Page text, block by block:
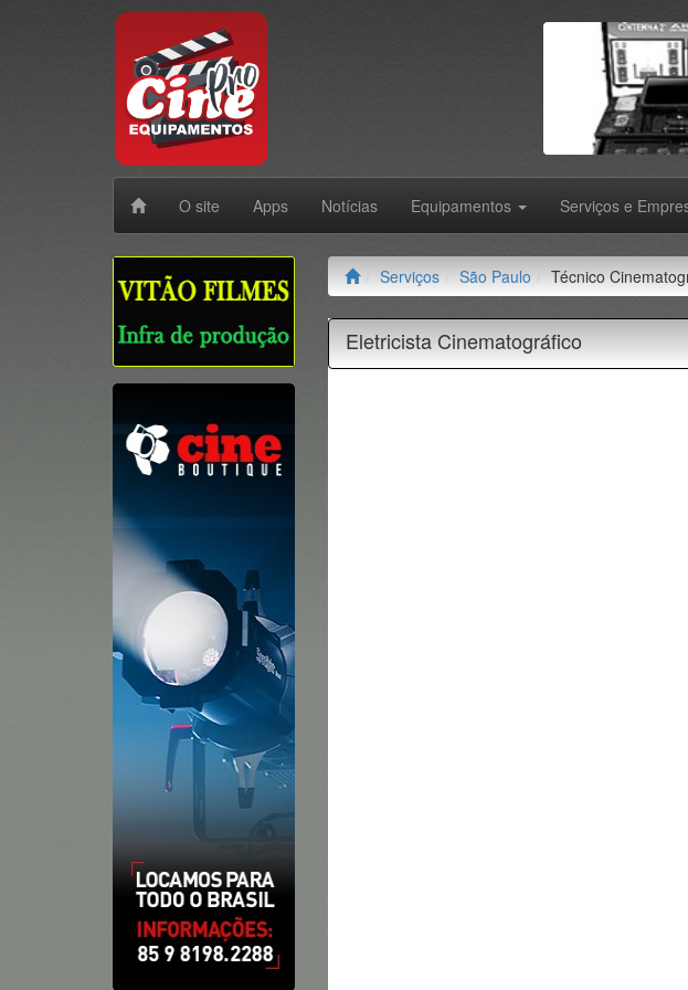
O site Apps Notícias Equipamentos Serviços e
Serviços São Paulo Técnico
Eletricista Cinematográfico